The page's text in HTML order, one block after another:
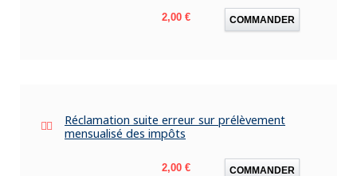
Prix
2,00 € COMMANDER
Réclamation suite erreur sur prélèvement
mensualisé des impôts
Prix
2,00 € COMMANDER